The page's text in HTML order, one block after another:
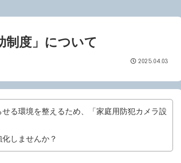
制度」について
2025.04.03
る環境を整えるため、「家庭用防犯カメラ設
しませんか？